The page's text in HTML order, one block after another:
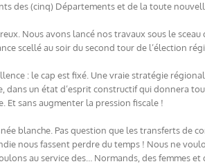
des (cinq) Départements et de la toute
Nous avons lancé nos travaux sous le
scellé au soir du second tour de l’élection
: le cap est fixé. Une vraie stratégie
dans un état d’esprit constructif qui donnera
Et sans augmenter la pression fiscale !
blanche. Pas question que les transferts de
nous fassent perdre du temps ! Nous ne
au service des… Normands, des femmes